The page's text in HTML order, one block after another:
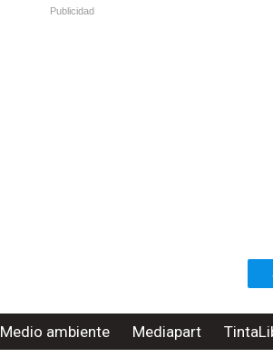
Publicidad
Medio ambiente Mediapart